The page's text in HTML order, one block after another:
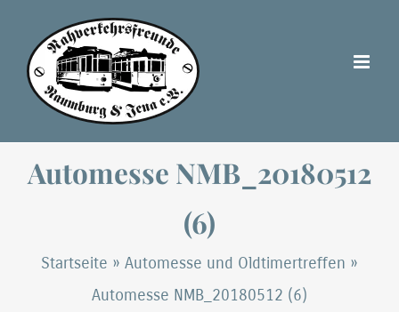
Inhalt
springen
Automesse NMB_20180512
(6)
Startseite » Automesse und Oldtimertreffen »
Automesse NMB_20180512 (6)